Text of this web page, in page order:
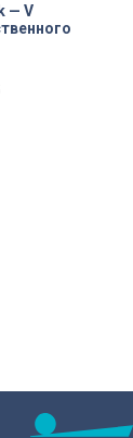
— V